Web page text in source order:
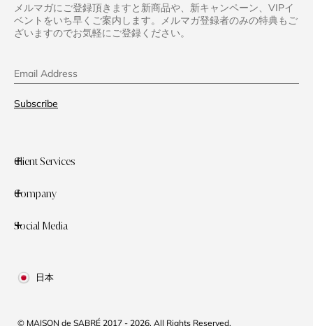
メルマガにご登録頂きますと新商品や、新キャンペーン、VIPイ
ベントをいち早くご案内します。メルマガ登録者のみの特典もご
ざいますのでお気軽にご登録ください。
Email Address
Subscribe
Client Services
Company
Social Media
日本
© MAISON de SABRÉ 2017 - 2026. All Rights Reserved.